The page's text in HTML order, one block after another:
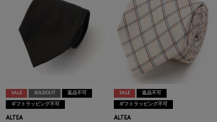
SALE SOLDOUT 返品不可
ギフトラッピング不可
ALTEA
SALE 返品不可
ギフトラッピング不可
ALTEA